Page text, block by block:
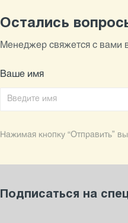
Остались
Менеджер свяжется с вами
Ваше имя
Нажимая кнопку “Отправить”
Подписаться на